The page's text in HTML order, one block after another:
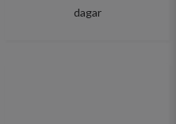
dagar